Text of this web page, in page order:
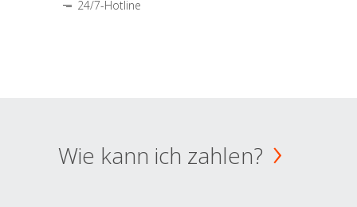
24/7-Hotline
Wie kann ich zahlen?